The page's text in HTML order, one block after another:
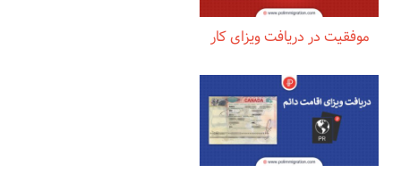
موفقیت در دریافت ویزای کار